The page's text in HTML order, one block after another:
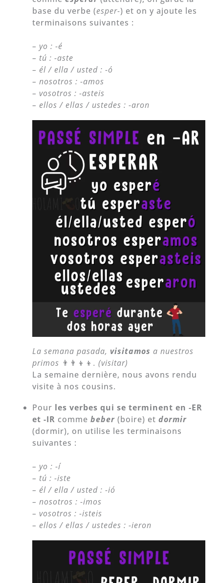
base du verbe (esper-) et on y ajoute les
terminaisons suivantes :
– yo : -é
– tú : -aste
– él / ella / usted : -ó
– nosotros : -amos
– vosotros : -asteis
– ellos / ellas / ustedes : -aron
La semana pasada, visitamosa nuestros
primos 👨‍👨‍👦‍👦. (visitar)
La semaine dernière, nous avons rendu
visite à nos cousins.
Pour les verbes qui se terminent en -ER
et -IR comme beber (boire) etdormir
(dormir), on utilise les terminaisons
suivantes :
– yo : -í
– tú : -iste
– él / ella / usted : -ió
– nosotros : -imos
– vosotros : -isteis
– ellos / ellas / ustedes : -ieron